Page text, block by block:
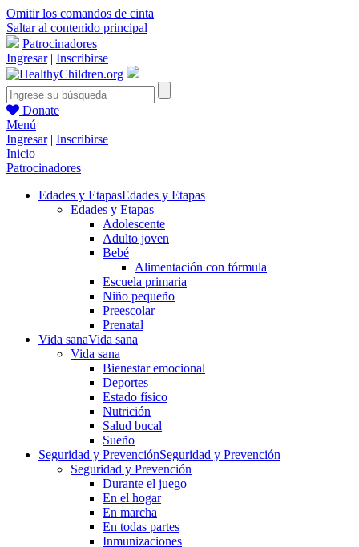
Omitir los comandos de cinta
Saltar al contenido principal
Patrocinadores
Ingresar| Inscribirse
Donate
Menú
Ingresar| Inscribirse
Inicio
Patrocinadores
Edades y EtapasEdades y Etapas
Edades y Etapas
Adolescente
Adulto joven
Bebé
Alimentación con fórmula
Escuela primaria
Niño pequeño
Preescolar
Prenatal
Vida sanaVida sana
Vida sana
Bienestar emocional
Deportes
Estado físico
Nutrición
Salud bucal
Sueño
Seguridad y PrevenciónSeguridad y Prevención
Seguridad y Prevención
Durante el juego
En el hogar
En marcha
En todas partes
Inmunizaciones